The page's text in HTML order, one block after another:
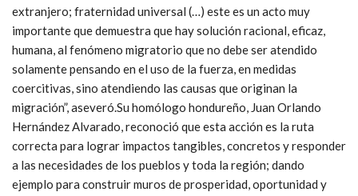
extranjero; fraternidad universal (…) este es un acto muy
importante que demuestra que hay solución racional, eficaz,
humana, al fenómeno migratorio que no debe ser atendido
solamente pensando en el uso de la fuerza, en medidas
coercitivas, sino atendiendo las causas que originan la
migración”, aseveró.Su homólogo hondureño, Juan Orlando
Hernández Alvarado, reconoció que esta acción es la ruta
correcta para lograr impactos tangibles, concretos y responder
a las necesidades de los pueblos y toda la región; dando
ejemplo para construir muros de prosperidad, oportunidad y